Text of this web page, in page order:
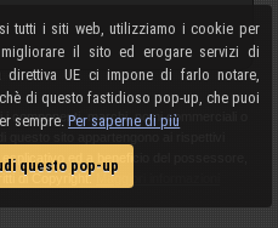
tutti i siti web, utilizziamo i cookie per
il sito ed erogare servizi di
direttiva UE ci impone di farlo notare,
di questo fastidioso pop-up, che puoi
sempre.Per saperne di più
questo pop-up
componenti, marchi, nomi commerciali o
questo sito appartengono ai rispettivi
ed a beneficio del possessore,
di Copyright.
Maggiori informazioni